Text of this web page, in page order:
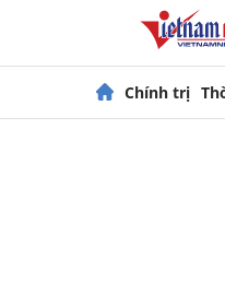
Chính trị